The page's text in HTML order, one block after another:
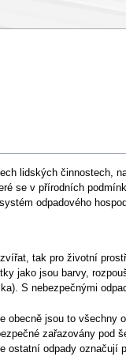
lidských činnostech,
se v přírodních
odpadového
tak pro životní
jako jsou barvy,
S nebezpečnými
jsou to všechny
zařazovány pod
ostatní odpady označují